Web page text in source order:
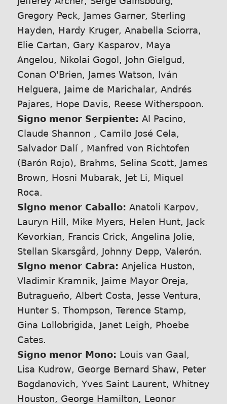
Gregory Peck, James Garner, Sterling
Hayden, Hardy Kruger, Anabella Sciorra,
Elie Cartan, Gary Kasparov, Maya
Angelou, Nikolai Gogol, John Gielgud,
Conan O'Brien, James Watson, Iván
Helguera, Jaime de Marichalar, Andrés
Pajares, Hope Davis, Reese Witherspoon.
Signo menor Serpiente: Al Pacino,
Claude Shannon , Camilo José Cela,
Salvador Dalí , Manfred von Richtofen
(Barón Rojo), Brahms, Selina Scott, James
Brown, Hosni Mubarak, Jet Li, Miquel
Roca.
Signo menor Caballo: Anatoli Karpov,
Lauryn Hill, Mike Myers, Helen Hunt, Jack
Kevorkian, Francis Crick, Angelina Jolie,
Stellan Skarsgård, Johnny Depp, Valerón.
Signo menor Cabra: Anjelica Huston,
Vladimir Kramnik, Jaime Mayor Oreja,
Butragueño, Albert Costa, Jesse Ventura,
Hunter S. Thompson, Terence Stamp,
Gina Lollobrigida, Janet Leigh, Phoebe
Cates.
Signo menor Mono: Louis van Gaal,
Lisa Kudrow, George Bernard Shaw, Peter
Bogdanovich, Yves Saint Laurent, Whitney
Houston, George Hamilton, Leonor